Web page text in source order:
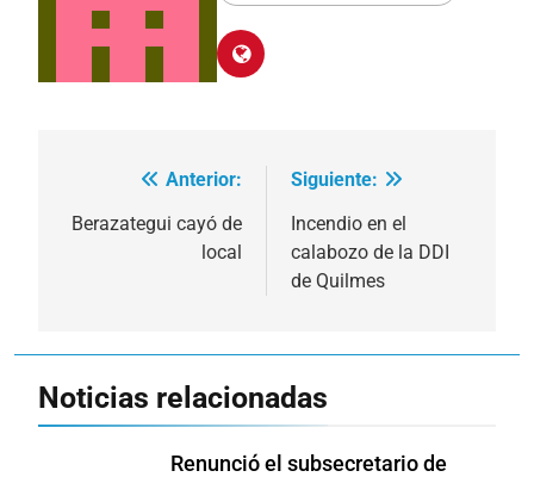
Navegación
de
Anterior:
Berazategui cayó de
local
Siguiente:
Incendio en el
calabozo de la DDI
de Quilmes
Noticias relacionadas
Renunció el subsecretario de